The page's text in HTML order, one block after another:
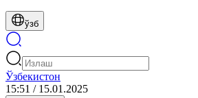
ўзб
Ўзбекистон
15:51 / 15.01.2025